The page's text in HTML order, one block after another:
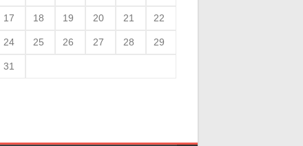
17 18 19 20 21 22
24 25 26 27 28 29
31